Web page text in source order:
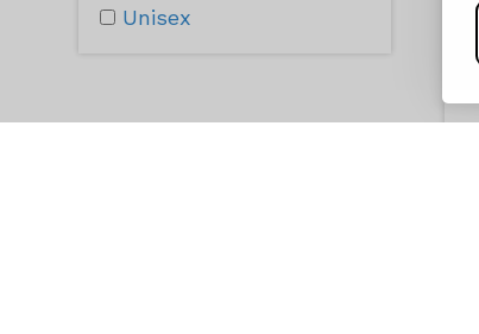
Unisex